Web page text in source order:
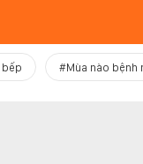
#Mùa nào bệnh